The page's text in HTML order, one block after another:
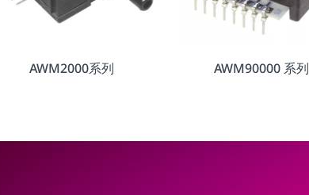
AWM2000系列 AWM90000 系列